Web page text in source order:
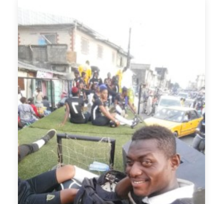
La Nouvelle Mascotte Tara Toss Tass
Il est apparu plus beau, plus sympathique, en